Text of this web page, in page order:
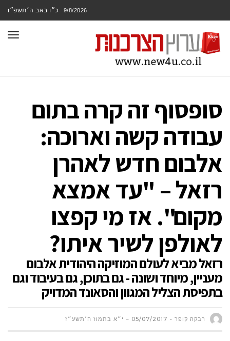
9/8/2026 כ״ו באב ה׳תשפ״ו
סופסוף זה קרה בתום
עבודה קשה וארוכה:
אלבום חדש לאהרן
רזאל – "עד אמצא
מקום". אז מי קפצו
לאולפן לשיר איתו?
רזאל מביא לעולם המוזיקה היהודית אלבום
מעניין, מיוחד ושונה - גם בתוכן, גם בעיבוד וגם
בתפיסת הצליל המגוון והסאונד המדויק
רבקה קופר 05/07/2017 – י״א בתמוז ה׳תשע״ז